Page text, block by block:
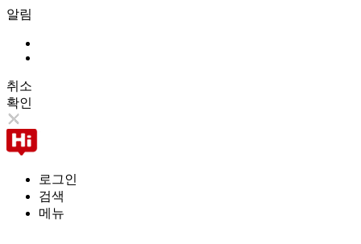
알림
취소
확인
로그인
검색
메뉴